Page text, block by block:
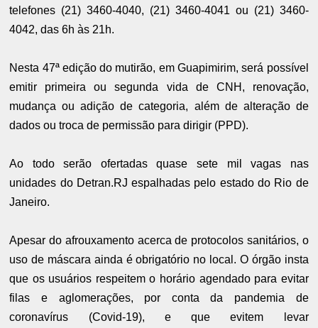
telefones (21) 3460-4040, (21) 3460-4041 ou (21) 3460-
4042, das 6h às 21h.
Nesta 47ª edição do mutirão, em Guapimirim, será possível
emitir primeira ou segunda vida de CNH, renovação,
mudança ou adição de categoria, além de alteração de
dados ou troca de permissão para dirigir (PPD).
Ao todo serão ofertadas quase sete mil vagas nas
unidades do Detran.RJ espalhadas pelo estado do Rio de
Janeiro.
Apesar do afrouxamento acerca de protocolos sanitários, o
uso de máscara ainda é obrigatório no local. O órgão insta
que os usuários respeitem o horário agendado para evitar
filas e aglomerações, por conta da pandemia de
coronavírus (Covid-19), e que evitem levar